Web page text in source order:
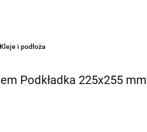
Kleje i podłoża
Podkładka 225x255 mm